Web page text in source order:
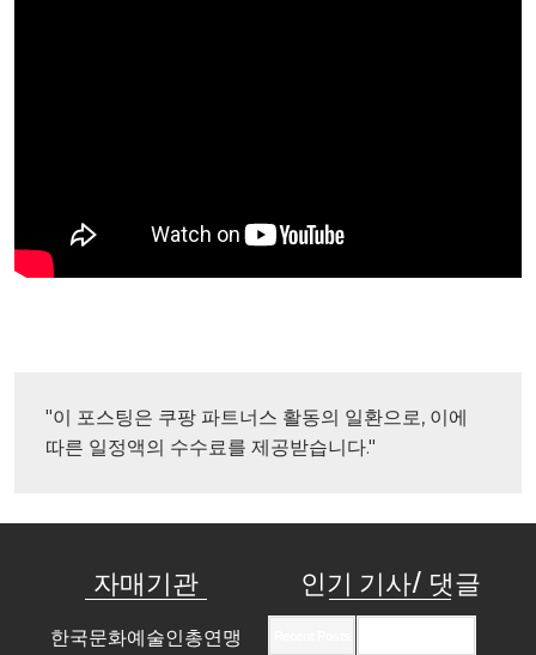
"이 포스팅은 쿠팡 파트너스 활동의 일환으로, 이에
따른 일정액의 수수료를 제공받습니다."
자매기관
한국문화예술인총연맹
인기 기사/ 댓글